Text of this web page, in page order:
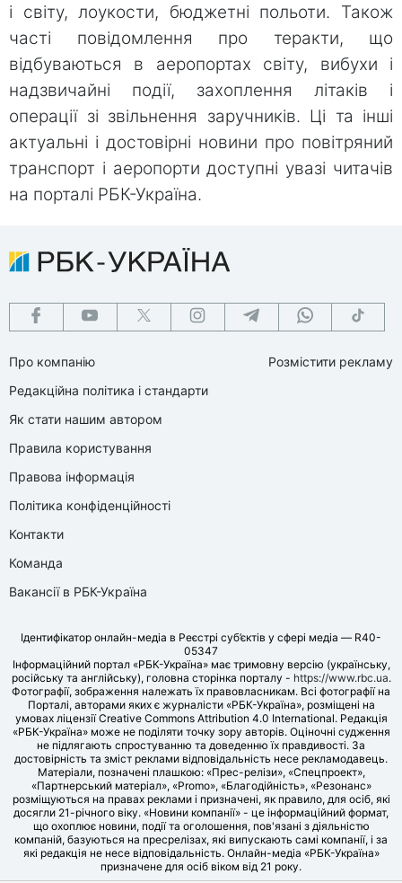
і світу, лоукости, бюджетні польоти. Також
часті повідомлення про теракти, що
відбуваються в аеропортах світу, вибухи і
надзвичайні події, захоплення літаків і
операції зі звільнення заручників. Ці та інші
актуальні і достовірні новини про повітряний
транспорт і аеропорти доступні увазі читачів
на порталі РБК-Україна.
Про компанію
Редакційна політика і стандарти
Як стати нашим автором
Правила користування
Правова інформація
Політика конфіденційності
Контакти
Команда
Вакансії в РБК-Україна
Розмістити рекламу
Ідентифікатор онлайн-медіа в Реєстрі суб’єктів у сфері медіа — R40-
05347
Інформаційний портал «РБК-Україна» має тримовну версію (українську,
російську та англійську), головна сторінка порталу - https://www.rbc.ua.
Фотографії, зображення належать їх правовласникам. Всі фотографії на
Порталі, авторами яких є журналісти «РБК-Україна», розміщені на
умовах ліцензії Creative Commons Attribution 4.0 International. Редакція
«РБК-Україна» може не поділяти точку зору авторів. Оціночні судження
не підлягають спростуванню та доведенню їх правдивості. За
достовірність та зміст реклами відповідальність несе рекламодавець.
Матеріали, позначені плашкою: «Прес-релізи», «Спецпроект»,
«Партнерський матеріал», «Promo», «Благодійність», «Резонанс»
розміщуються на правах реклами і призначені, як правило, для осіб, які
досягли 21-річного віку. «Новини компанії» - це інформаційний формат,
що охоплює новини, події та оголошення, пов'язані з діяльністю
компаній, базуються на пресрелізах, які випускають самі компанії, і за
які редакція не несе відповідальність. Онлайн-медіа «РБК-Україна»
призначене для осіб віком від 21 року.